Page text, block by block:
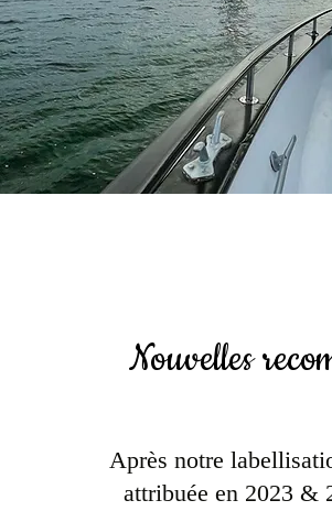
Nouvelles
Après notre
attribuée en 2023 &